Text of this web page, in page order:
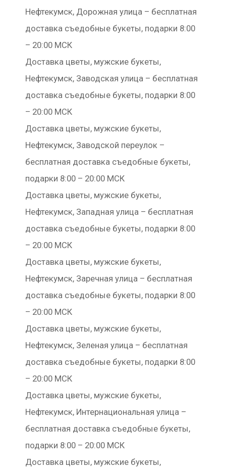
Нефтекумск, Дорожная улица – бесплатная
доставка съедобные букеты, подарки 8:00
– 20:00 МСК
Доставка цветы, мужские букеты,
Нефтекумск, Заводская улица – бесплатная
доставка съедобные букеты, подарки 8:00
– 20:00 МСК
Доставка цветы, мужские букеты,
Нефтекумск, Заводской переулок –
бесплатная доставка съедобные букеты,
подарки 8:00 – 20:00 МСК
Доставка цветы, мужские букеты,
Нефтекумск, Западная улица – бесплатная
доставка съедобные букеты, подарки 8:00
– 20:00 МСК
Доставка цветы, мужские букеты,
Нефтекумск, Заречная улица – бесплатная
доставка съедобные букеты, подарки 8:00
– 20:00 МСК
Доставка цветы, мужские букеты,
Нефтекумск, Зеленая улица – бесплатная
доставка съедобные букеты, подарки 8:00
– 20:00 МСК
Доставка цветы, мужские букеты,
Нефтекумск, Интернациональная улица –
бесплатная доставка съедобные букеты,
подарки 8:00 – 20:00 МСК
Доставка цветы, мужские букеты,